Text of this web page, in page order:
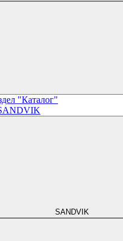
"Каталог"
SANDVIK